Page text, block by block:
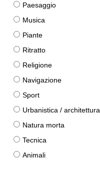
Paesaggio
Musica
Piante
Ritratto
Religione
Navigazione
Sport
Urbanistica / architettura
Natura morta
Tecnica
Animali